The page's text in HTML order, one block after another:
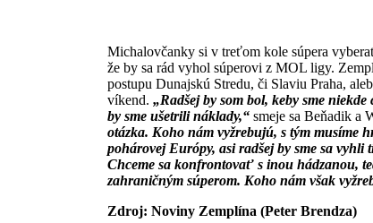
Michalovčanky si v treťom kole súpera
že by sa rád vyhol súperovi z MOL ligy.
postupu Dunajskú Stredu, či Slaviu Praha,
víkend. „Radšej by som bol, keby sme
by sme ušetrili náklady,“ smeje sa Beňadik a
otázka. Koho nám vyžrebujú, s tým musíme
pohárovej Európy, asi radšej by sme sa vyhli
Chceme sa konfrontovať s inou hádzanou,
zahraničným súperom. Koho nám však
Zdroj: Noviny Zemplína (Peter Brendza)